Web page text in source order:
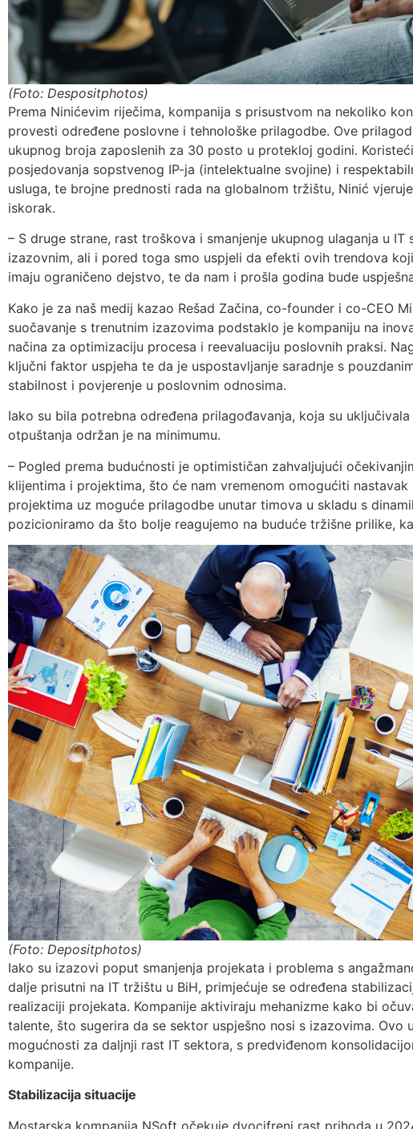
(Foto: Despositphotos)
Prema Ninićevim riječima, kompanija s prisustvom na nekoliko
provesti određene poslovne i tehnološke prilagodbe. Ove
ukupnog broja zaposlenih za 30 posto u protekloj godini.
posjedovanja sopstvenog IP-ja (intelektualne svojine) i
usluga, te brojne prednosti rada na globalnom tržištu, Ninić
iskorak.
– S druge strane, rast troškova i smanjenje ukupnog ulaganja u
izazovnim, ali i pored toga smo uspjeli da efekti ovih trendova
imaju ograničeno dejstvo, te da nam i prošla godina bude
Kako je za naš medij kazao Rešad Začina, co-founder i co-CEO
suočavanje s trenutnim izazovima podstaklo je kompaniju na
načina za optimizaciju procesa i reevaluaciju poslovnih praksi.
ključni faktor uspjeha te da je uspostavljanje saradnje s
stabilnost i povjerenje u poslovnim odnosima.
Iako su bila potrebna određena prilagođavanja, koja su
otpuštanja održan je na minimumu.
– Pogled prema budućnosti je optimističan zahvaljujući
klijentima i projektima, što će nam vremenom omogućiti
projektima uz moguće prilagodbe unutar timova u skladu s
pozicioniramo da što bolje reagujemo na buduće tržišne prilike,
(Foto: Depositphotos)
Iako su izazovi poput smanjenja projekata i problema s
dalje prisutni na IT tržištu u BiH, primjećuje se određena
realizaciji projekata. Kompanije aktiviraju mehanizme kako bi
talente, što sugerira da se sektor uspješno nosi s izazovima. Ovo
mogućnosti za daljnji rast IT sektora, s predviđenom
kompanije.
Stabilizacija situacije
Mostarska kompanija NSoft očekuje dvocifreni rast prihoda u